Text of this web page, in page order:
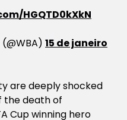
HGQTD0kXkN
15 de janeiro
are deeply shocked
the death of
Cup winning hero